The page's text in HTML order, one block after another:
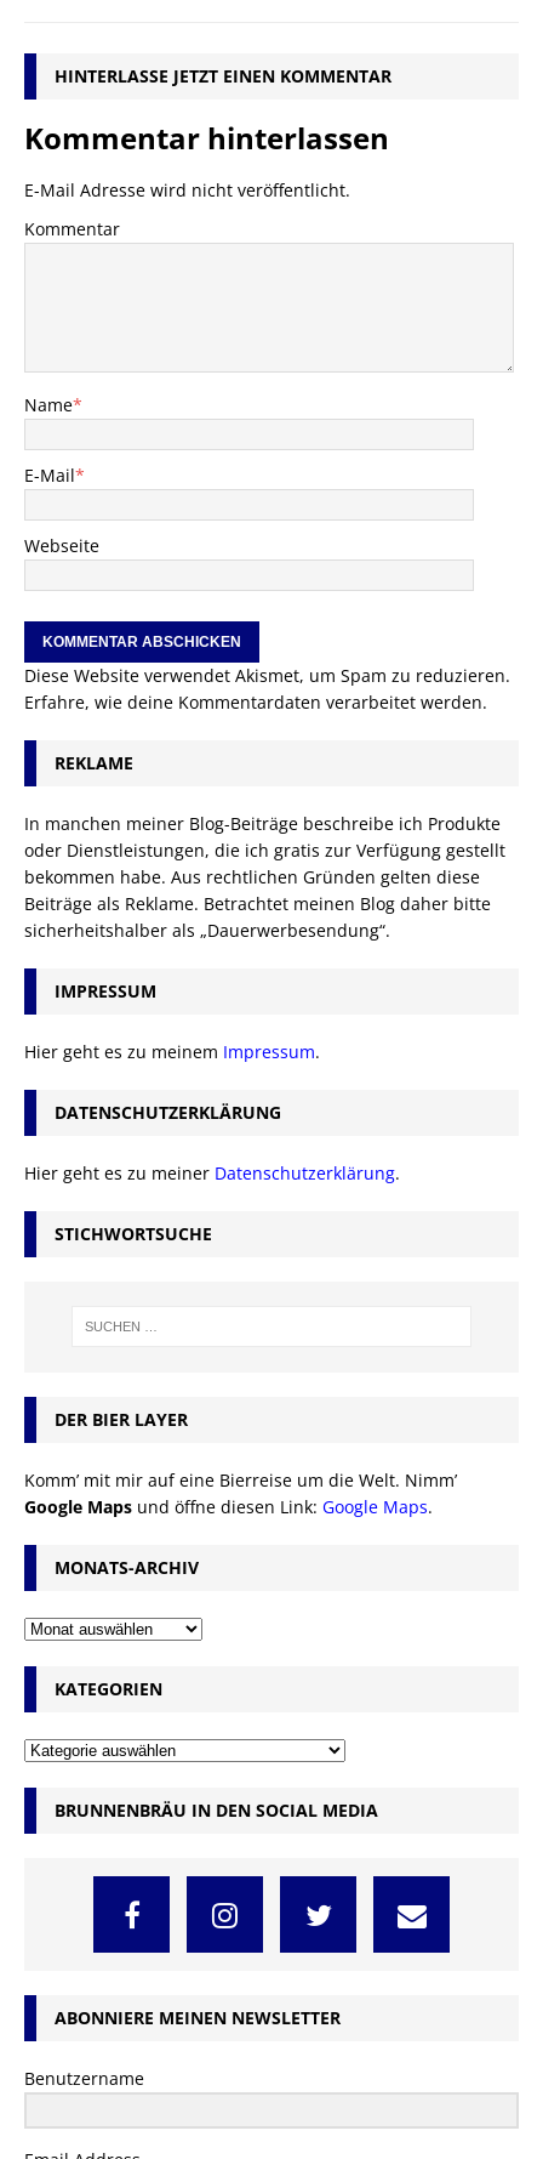
HINTERLASSE JETZT EINEN KOMMENTAR
Kommentar hinterlassen
E-Mail Adresse wird nicht veröffentlicht.
Kommentar
Name*
E-Mail*
Webseite
Diese Website verwendet Akismet, um Spam zu reduzieren.
Erfahre, wie deine Kommentardaten verarbeitet werden.
REKLAME
In manchen meiner Blog-Beiträge beschreibe ich Produkte
oder Dienstleistungen, die ich gratis zur Verfügung gestellt
bekommen habe. Aus rechtlichen Gründen gelten diese
Beiträge als Reklame. Betrachtet meinen Blog daher bitte
sicherheitshalber als „Dauerwerbesendung“.
IMPRESSUM
Hier geht es zu meinem Impressum.
DATENSCHUTZERKLÄRUNG
Hier geht es zu meiner Datenschutzerklärung.
STICHWORTSUCHE
DER BIER LAYER
Komm’ mit mir auf eine Bierreise um die Welt. Nimm’
Google Maps und öffne diesen Link: Google Maps.
MONATS-ARCHIV
KATEGORIEN
BRUNNENBRÄU IN DEN SOCIAL MEDIA
ABONNIERE MEINEN NEWSLETTER
Benutzername